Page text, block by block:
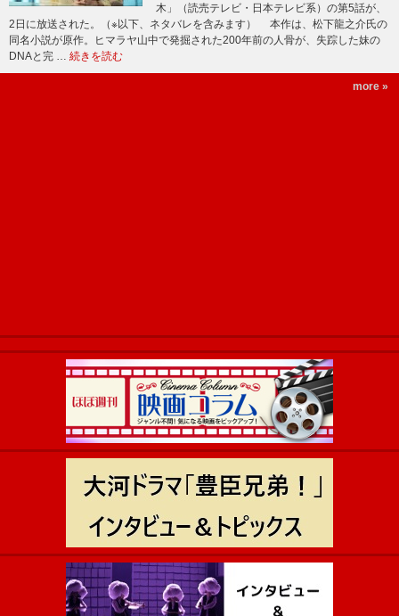
木」（読売テレビ・日本テレビ系）の第5話が、
2日に放送された。（※以下、ネタバレを含みます） 本作は、松下龍之介氏の
同名小説が原作。ヒマラヤ山中で発掘された200年前の人骨が、失踪した妹の
DNAと完 … 続きを読む
more »